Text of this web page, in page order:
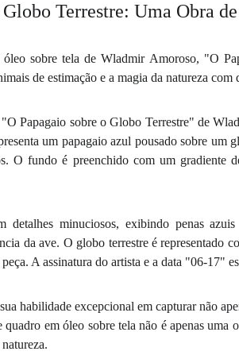
Globo Terrestre: Uma Obra
sobre tela de Wladmir Amoroso, "O
de estimação e a magia da natureza com
Papagaio sobre o Globo Terrestre" de
um papagaio azul pousado sobre um
O fundo é preenchido com um gradiente
detalhes minuciosos, exibindo penas
da ave. O globo terrestre é representado
A assinatura do artista e a data "06-17"
habilidade excepcional em capturar não
em óleo sobre tela não é apenas uma